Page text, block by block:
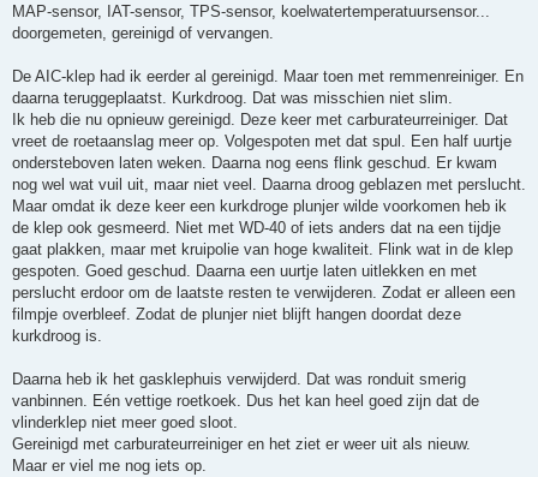
MAP-sensor, IAT-sensor, TPS-sensor, koelwatertemperatuursensor...
doorgemeten, gereinigd of vervangen.
De AIC-klep had ik eerder al gereinigd. Maar toen met remmenreiniger. En
daarna teruggeplaatst. Kurkdroog. Dat was misschien niet slim.
Ik heb die nu opnieuw gereinigd. Deze keer met carburateurreiniger. Dat
vreet de roetaanslag meer op. Volgespoten met dat spul. Een half uurtje
ondersteboven laten weken. Daarna nog eens flink geschud. Er kwam
nog wel wat vuil uit, maar niet veel. Daarna droog geblazen met perslucht.
Maar omdat ik deze keer een kurkdroge plunjer wilde voorkomen heb ik
de klep ook gesmeerd. Niet met WD-40 of iets anders dat na een tijdje
gaat plakken, maar met kruipolie van hoge kwaliteit. Flink wat in de klep
gespoten. Goed geschud. Daarna een uurtje laten uitlekken en met
perslucht erdoor om de laatste resten te verwijderen. Zodat er alleen een
filmpje overbleef. Zodat de plunjer niet blijft hangen doordat deze
kurkdroog is.
Daarna heb ik het gasklephuis verwijderd. Dat was ronduit smerig
vanbinnen. Eén vettige roetkoek. Dus het kan heel goed zijn dat de
vlinderklep niet meer goed sloot.
Gereinigd met carburateurreiniger en het ziet er weer uit als nieuw.
Maar er viel me nog iets op.